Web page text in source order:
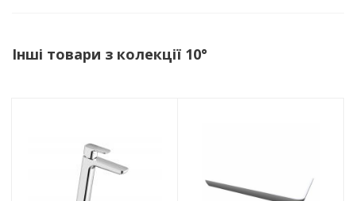
Інші товари з колекції 10°